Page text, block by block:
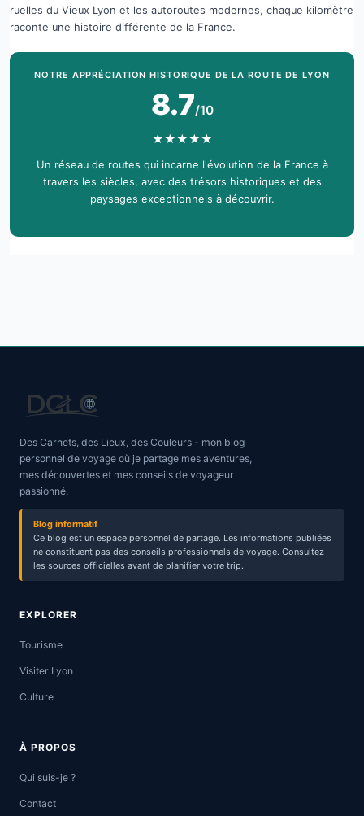
ruelles du Vieux Lyon et les autoroutes modernes, chaque kilomètre
raconte une histoire différente de la France.
NOTRE APPRÉCIATION HISTORIQUE DE LA ROUTE DE LYON
8.7/10
★★★★★
Un réseau de routes qui incarne l'évolution de la France à
travers les siècles, avec des trésors historiques et des
paysages exceptionnels à découvrir.
Des Carnets, des Lieux, des Couleurs - mon blog
personnel de voyage où je partage mes aventures,
mes découvertes et mes conseils de voyageur
passionné.
Blog informatif
Ce blog est un espace personnel de partage. Les informations publiées
ne constituent pas des conseils professionnels de voyage. Consultez
les sources officielles avant de planifier votre trip.
EXPLORER
Tourisme
Visiter Lyon
Culture
À PROPOS
Qui suis-je ?
Contact